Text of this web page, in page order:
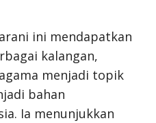
ini mendapatkan
kalangan,
menjadi topik
bahan
Ia menunjukkan